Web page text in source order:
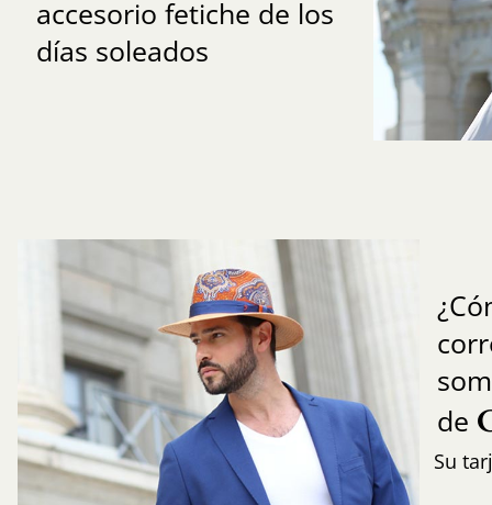
accesorio fetiche de los
días soleados
de
Su